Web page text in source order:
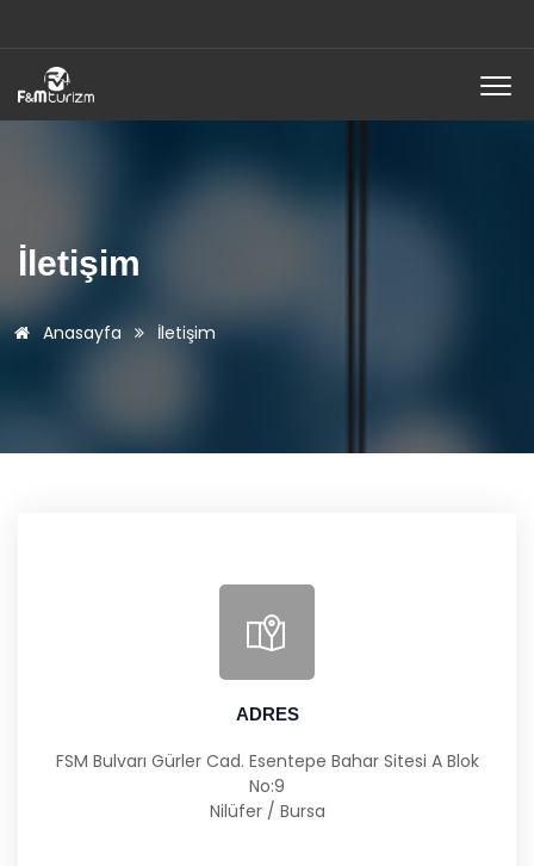
İletişim
Anasayfa İletişim
ADRES
FSM Bulvarı Gürler Cad. Esentepe Bahar Sitesi A Blok
No:9
Nilüfer / Bursa